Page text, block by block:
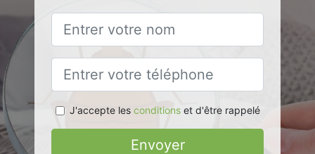
J'accepte les conditionset d'être rappelé
Envoyer